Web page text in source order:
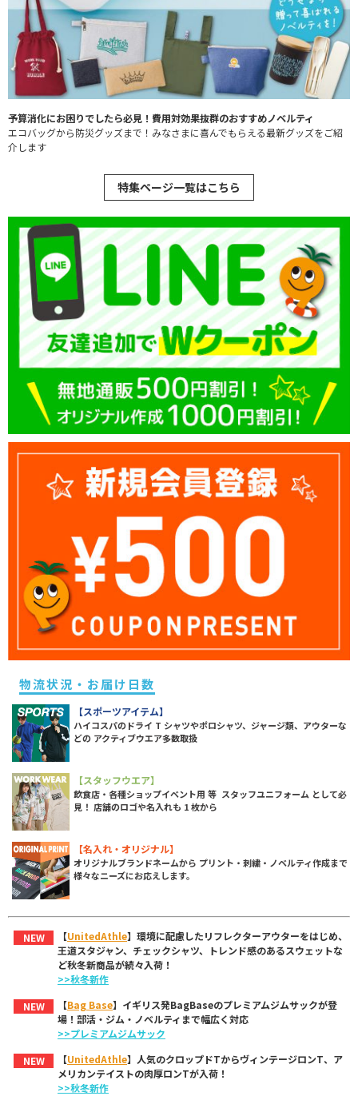
予算消化にお困りでしたら必見！費用対効果抜群のおすすめノベルティ
エコバッグから防災グッズまで！みなさまに喜んでもらえる最新グッズをご紹
介します
特集ページ一覧はこちら
物流状況・お届け日数
【スポーツアイテム】
ハイコスパのドライ T シャツやポロシャツ、ジャージ類、アウターな
どの アクティブウエア多数取扱
【スタッフウエア】
飲食店・各種ショップイベント用 等 スタッフユニフォーム として必
見！ 店舗のロゴや名入れも 1 枚から
【名入れ・オリジナル】
オリジナルブランドネームから プリント・刺繍・ノベルティ作成まで
様々なニーズにお応えします。
NEW 【UnitedAthle】環境に配慮したリフレクターアウターをはじめ、
王道スタジャン、チェックシャツ、トレンド感のあるスウェットな
ど秋冬新商品が続々入荷！
>>秋冬新作
NEW
【Bag Base】イギリス発BagBaseのプレミアムジムサックが登
場！部活・ジム・ノベルティまで幅広く対応
>>プレミアムジムサック
NEW
【UnitedAthle】人気のクロップドTからヴィンテージロンT、ア
メリカンテイストの肉厚ロンTが入荷！
>>秋冬新作